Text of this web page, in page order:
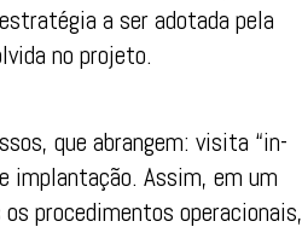
a ser adotada pela
no projeto.
que abrangem: visita “in-
implantação. Assim, em um
procedimentos operacionais,